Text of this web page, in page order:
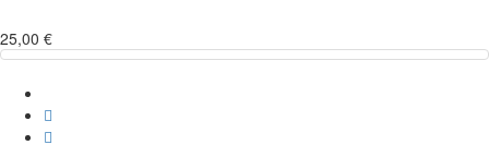
25,00 €